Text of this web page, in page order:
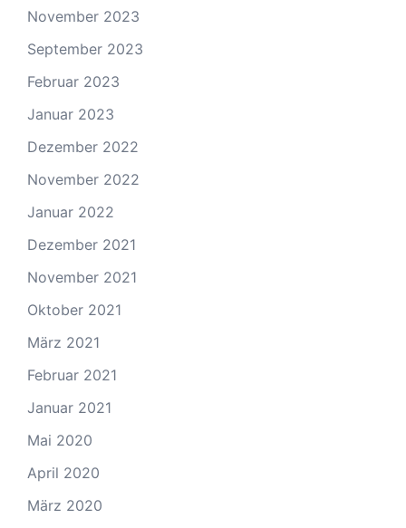
November 2023
September 2023
Februar 2023
Januar 2023
Dezember 2022
November 2022
Januar 2022
Dezember 2021
November 2021
Oktober 2021
März 2021
Februar 2021
Januar 2021
Mai 2020
April 2020
März 2020